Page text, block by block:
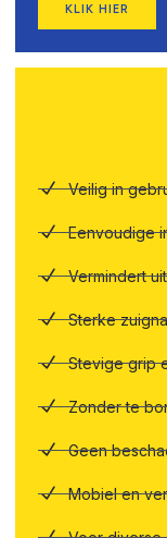
KLIK HIER
Veilig in
Eenvoudige
Vermindert
Sterke
Stevige grip
Zonder te
Geen
Mobiel en